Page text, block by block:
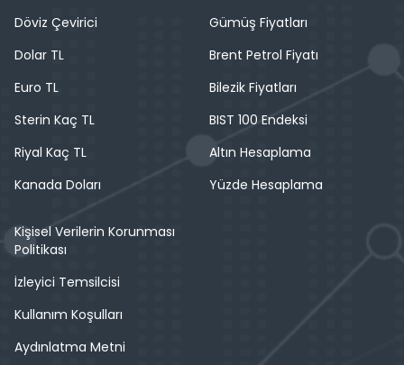
Döviz Çevirici
Dolar TL
Euro TL
Sterin Kaç TL
Riyal Kaç TL
Kanada Doları
Gümüş Fiyatları
Brent Petrol Fiyatı
Bilezik Fiyatları
BIST 100 Endeksi
Altın Hesaplama
Yüzde Hesaplama
Kişisel Verilerin Korunması
Politikası
İzleyici Temsilcisi
Kullanım Koşulları
Aydınlatma Metni